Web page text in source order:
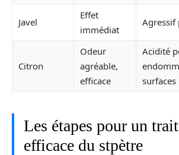
Javel
Effet
immédiat
Agressif
Citron
Odeur
agréable,
efficace
Acidité
surfaces
Les étapes pour un
efficace du stpètre